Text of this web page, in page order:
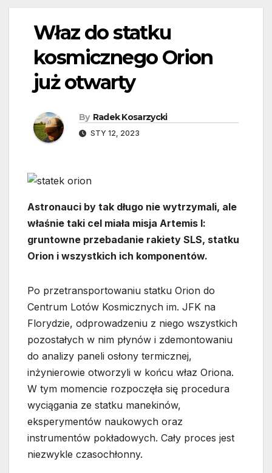
Właz do statku
kosmicznego Orion
już otwarty
By Radek Kosarzycki
STY 12, 2023
Astronauci by tak długo nie wytrzymali, ale
właśnie taki cel miała misja Artemis I:
gruntowne przebadanie rakiety SLS, statku
Orion i wszystkich ich komponentów.
Po przetransportowaniu statku Orion do
Centrum Lotów Kosmicznych im. JFK na
Florydzie, odprowadzeniu z niego wszystkich
pozostałych w nim płynów i zdemontowaniu
do analizy paneli osłony termicznej,
inżynierowie otworzyli w końcu właz Oriona.
W tym momencie rozpoczęła się procedura
wyciągania ze statku manekinów,
eksperymentów naukowych oraz
instrumentów pokładowych. Cały proces jest
niezwykle czasochłonny.